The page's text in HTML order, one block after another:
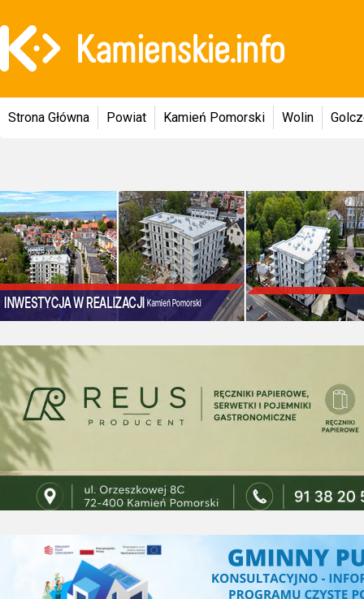
Strona Główna Powiat Kamień Pomorski Wolin